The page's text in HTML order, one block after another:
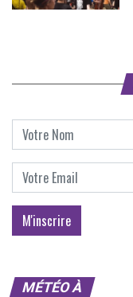
MÉTÉO À